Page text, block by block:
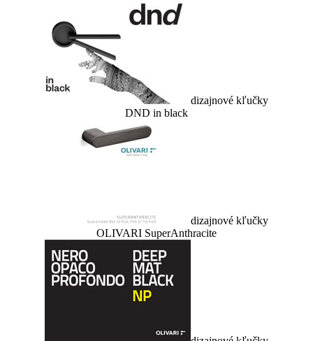
dizajnové kľučky
DND in black
dizajnové kľučky
OLIVARI SuperAnthracite